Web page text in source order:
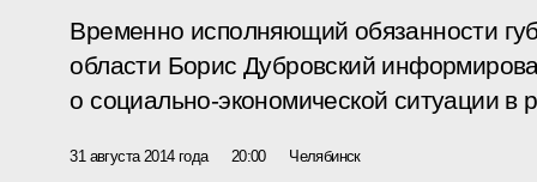
Временно исполняющий обязанности
области Борис Дубровский
о социально-экономической ситуации в
31 августа 2014 года 20:00 Челябинск